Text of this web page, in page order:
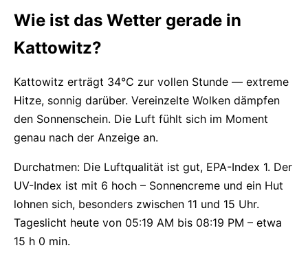
Wie ist das Wetter gerade in
Kattowitz?
Kattowitz erträgt 34°C zur vollen Stunde — extreme
Hitze, sonnig darüber. Vereinzelte Wolken dämpfen
den Sonnenschein. Die Luft fühlt sich im Moment
genau nach der Anzeige an.
Durchatmen: Die Luftqualität ist gut, EPA-Index 1. Der
UV-Index ist mit 6 hoch – Sonnencreme und ein Hut
lohnen sich, besonders zwischen 11 und 15 Uhr.
Tageslicht heute von 05:19 AM bis 08:19 PM – etwa
15 h 0 min.